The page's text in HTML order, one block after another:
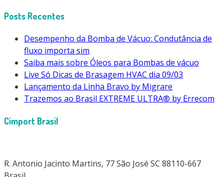
Posts Recentes
Desempenho da Bomba de Vácuo: Condutância de
fluxo importa sim
Saiba mais sobre Óleos para Bombas de vácuo
Live Só Dicas de Brasagem HVAC dia 09/03
Lançamento da Linha Bravo by Migrare
Trazemos ao Brasil EXTREME ULTRA® by Errecom
Cimport Brasil
R. Antonio Jacinto Martins, 77 São José SC 88110-667